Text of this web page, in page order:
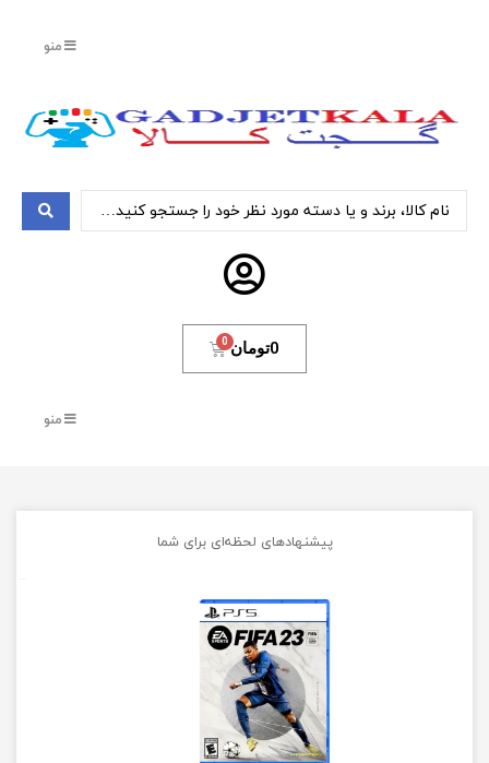
منو
0تومان
منو
پیشنهادهای لحظه‌ای برای شما